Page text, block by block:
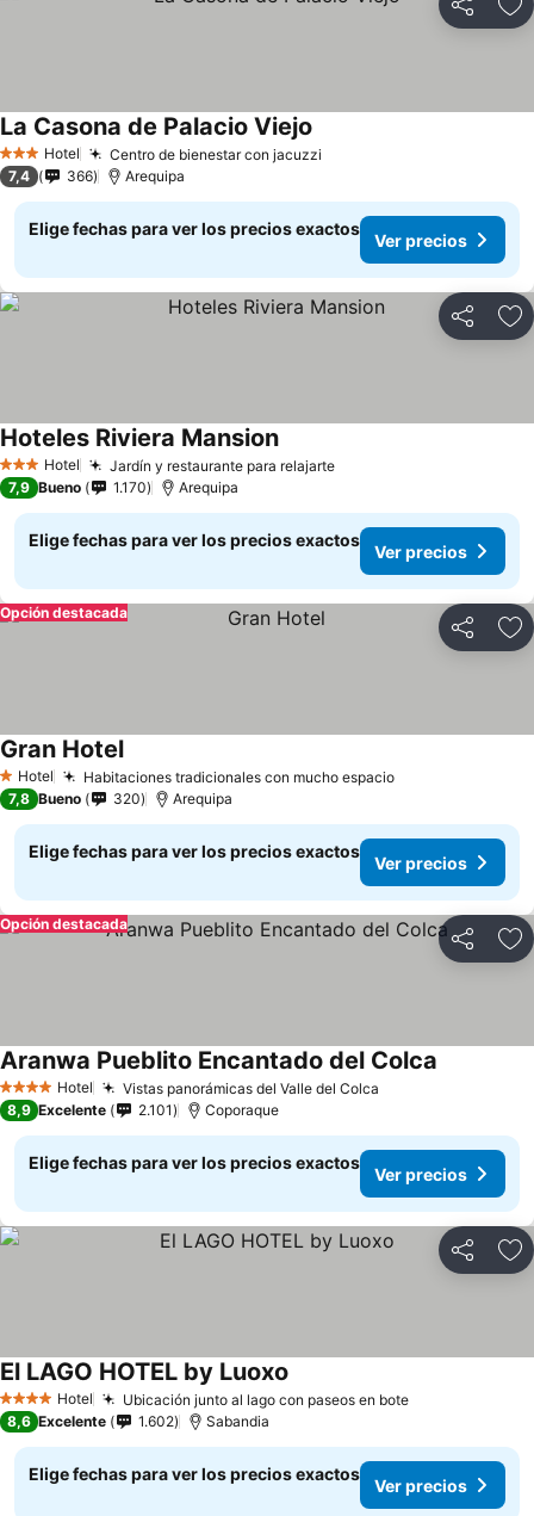
Compartir
3 Estrellas
Hotel Centro de bienestar con jacuzzi
La Casona de Palacio Viejo
7,4 366 Arequipa
Elige fechas para ver los precios exactos
Ver precios
Compartir
3 Estrellas
Hotel Jardín y restaurante para relajarte
Hoteles Riviera Mansion
7,9 Bueno 1.170 Arequipa
Elige fechas para ver los precios exactos
Ver precios
Compartir
Opción destacada
1 Estrellas
Hotel Habitaciones tradicionales con mucho espacio
Gran Hotel
7,8 Bueno 320 Arequipa
Elige fechas para ver los precios exactos
Ver precios
Compartir
Opción destacada
4 EstrellasHotel Vistas panorámicas del Valle del Colca
Aranwa Pueblito Encantado del Colca
8,9 Excelente 2.101 Coporaque
Elige fechas para ver los precios exactos
Ver precios
Compartir
4 EstrellasHotel Ubicación junto al lago con paseos en bote
El LAGO HOTEL by Luoxo
8,6 Excelente 1.602 Sabandia
Elige fechas para ver los precios exactos
Ver precios